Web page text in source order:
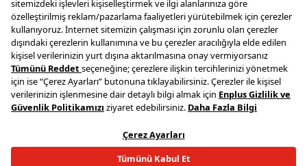
Uygulamamızı İndirin
Copyright © 2025 ENPLUS | Tüm hakları saklıdır.